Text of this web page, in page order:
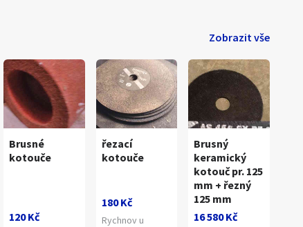
Zobrazit vše
Brusné
kotouče
120 Kč
řezací
kotouče
180 Kč
Rychnov u
Brusný
keramický
kotouč pr. 125
mm + řezný
125 mm
16 580 Kč